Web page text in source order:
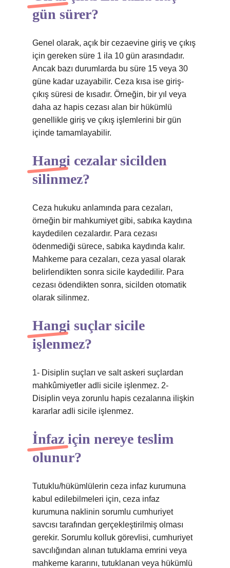
gün sürer?
Genel olarak, açık bir cezaevine giriş ve çıkış
için gereken süre 1 ila 10 gün arasındadır.
Ancak bazı durumlarda bu süre 15 veya 30
güne kadar uzayabilir. Ceza kısa ise giriş-
çıkış süresi de kısadır. Örneğin, bir yıl veya
daha az hapis cezası alan bir hükümlü
genellikle giriş ve çıkış işlemlerini bir gün
içinde tamamlayabilir.
Hangi cezalar sicilden
silinmez?
Ceza hukuku anlamında para cezaları,
örneğin bir mahkumiyet gibi, sabıka kaydına
kaydedilen cezalardır. Para cezası
ödenmediği sürece, sabıka kaydında kalır.
Mahkeme para cezaları, ceza yasal olarak
belirlendikten sonra sicile kaydedilir. Para
cezası ödendikten sonra, sicilden otomatik
olarak silinmez.
Hangi suçlar sicile
işlenmez?
1- Disiplin suçları ve salt askeri suçlardan
mahkûmiyetler adli sicile işlenmez. 2-
Disiplin veya zorunlu hapis cezalarına ilişkin
kararlar adli sicile işlenmez.
İnfaz için nereye teslim
olunur?
Tutuklu/hükümlülerin ceza infaz kurumuna
kabul edilebilmeleri için, ceza infaz
kurumuna naklinin sorumlu cumhuriyet
savcısı tarafından gerçekleştirilmiş olması
gerekir. Sorumlu kolluk görevlisi, cumhuriyet
savcılığından alınan tutuklama emrini veya
mahkeme kararını, tutuklanan veya hükümlü